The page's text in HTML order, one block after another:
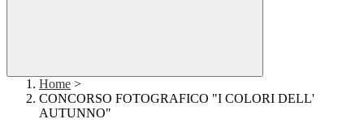
Home >
CONCORSO FOTOGRAFICO "I COLORI DELL'
AUTUNNO"